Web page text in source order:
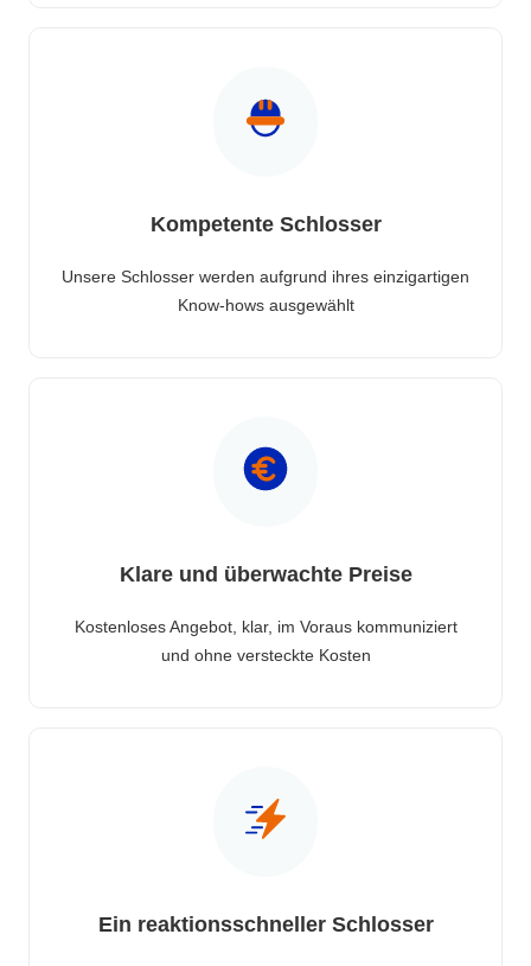
Kompetente Schlosser
Unsere Schlosser werden aufgrund ihres einzigartigen
Know-hows ausgewählt
Klare und überwachte Preise
Kostenloses Angebot, klar, im Voraus kommuniziert
und ohne versteckte Kosten
Ein reaktionsschneller Schlosser